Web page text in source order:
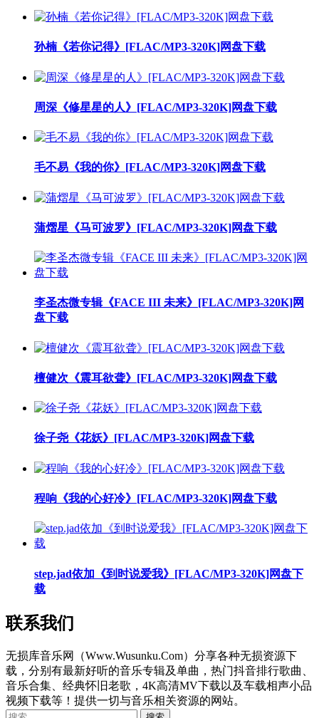
孙楠《若你记得》[FLAC/MP3-320K]网盘下载
周深《修星星的人》[FLAC/MP3-320K]网盘下载
毛不易《我的你》[FLAC/MP3-320K]网盘下载
蒲熠星《马可波罗》[FLAC/MP3-320K]网盘下载
李圣杰微专辑《FACE III 未来》[FLAC/MP3-320K]网
盘下载
檀健次《震耳欲聋》[FLAC/MP3-320K]网盘下载
徐子尧《花妖》[FLAC/MP3-320K]网盘下载
程响《我的心好冷》[FLAC/MP3-320K]网盘下载
step.jad依加《到时说爱我》[FLAC/MP3-320K]网盘下
载
联系我们
无损库音乐网（Www.Wusunku.Com）分享各种无损资源下
载，分别有最新好听的音乐专辑及单曲，热门抖音排行歌曲、
音乐合集、经典怀旧老歌，4K高清MV下载以及车载相声小品
视频下载等！提供一切与音乐相关资源的网站。